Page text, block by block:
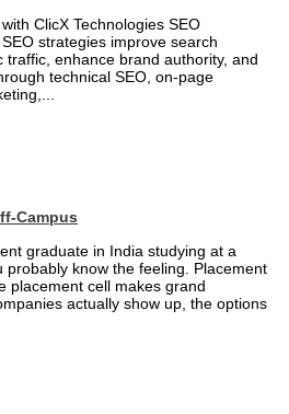
ClicX Technologies SEO
strategies improve search
traffic, enhance brand authority, and
technical SEO, on-page
Campus
graduate in India studying at a
know the feeling. Placement
placement cell makes grand
actually show up, the options